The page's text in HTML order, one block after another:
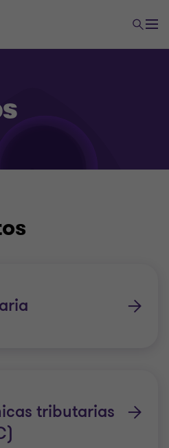
tributarias